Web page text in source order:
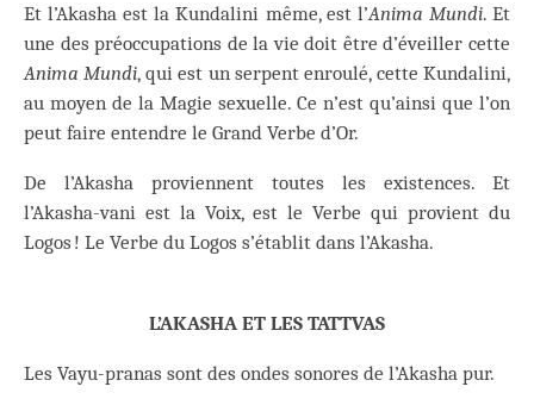
Et l’Akasha est la Kundalini même, est l’Anima Mundi. Et
une des préoccupations de la vie doit être d’éveiller cette
Anima Mundi, qui est un serpent enroulé, cette Kundalini,
au moyen de la Magie sexuelle. Ce n’est qu’ainsi que l’on
peut faire entendre le Grand Verbe d’Or.
De l’Akasha proviennent toutes les existences. Et
l’Akasha-vani est la Voix, est le Verbe qui provient du
Logos ! Le Verbe du Logos s’établit dans l’Akasha.
L’AKASHA ET LES TATTVAS
Les Vayu-pranas sont des ondes sonores de l’Akasha pur.